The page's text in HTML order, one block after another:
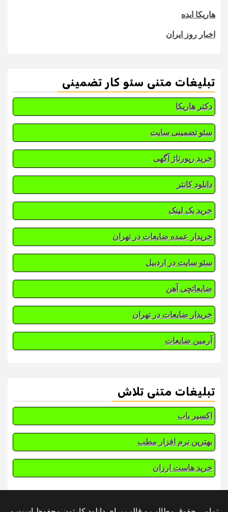
هاریکا ایده
اخبار روز ایران
تبلیغات متنی سئو کار تضمینی
دکتر هاریکا
سئو تضمینی سایت
خرید رپورتاژ آگهی
دانلود کانتر
خرید بک لینک
خریدار عمده ضایعات در تهران
سئو سایت در اردبیل
ضایعاتچی آهن
خریدار ضایعات در تهران
آرمین ضایعات
تبلیغات متنی تلاش
اکسیر یاب
بهترین نرم افزار مطب
خرید هاست ارزان